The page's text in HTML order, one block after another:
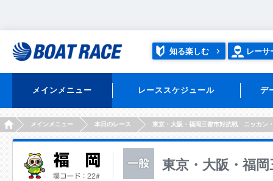
知る楽しむ レーサ
メインメニュー レーススケジュール デ
HOMEメインメニュー 本日のレース 東京・大阪・福岡三都市対抗戦 ニッカン
東京・大阪・福